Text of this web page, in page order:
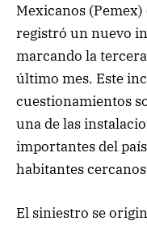
Mexicanos (Pemex)
registró un nuevo
marcando la
último mes. Este
cuestionamientos
una de las
importantes del
habitantes
El siniestro se